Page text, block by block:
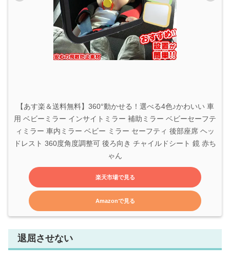
【あす楽＆送料無料】360°動かせる！選べる4色♪かわいい 車
用 ベビーミラー インサイトミラー 補助ミラー ベビーセーフテ
ィミラー 車内ミラー ベビー ミラー セーフティ 後部座席 ヘッ
ドレスト 360度角度調整可 後ろ向き チャイルドシート 鏡 赤ち
ゃん
楽天市場で見る
Amazonで見る
退屈させない